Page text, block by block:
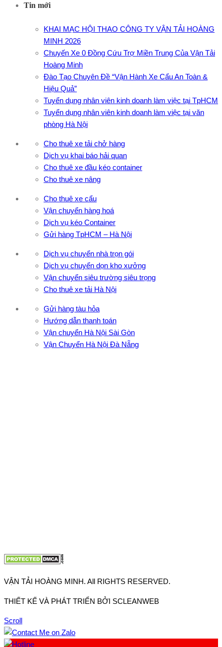
Tin mới
KHAI MẠC HỘI THAO CÔNG TY VẬN TẢI HOÀNG
MINH 2026
Chuyến Xe 0 Đồng Cứu Trợ Miền Trung Của Vận Tải
Hoàng Minh
Đào Tạo Chuyên Đề “Vận Hành Xe Cẩu An Toàn &
Hiệu Quả”
Tuyển dụng nhân viên kinh doanh làm việc tại TpHCM
Tuyển dụng nhân viên kinh doanh làm việc tại văn
phòng Hà Nội
Cho thuê xe tải chở hàng
Dịch vụ khai báo hải quan
Cho thuê xe đầu kéo container
Cho thuê xe nâng
Cho thuê xe cẩu
Vận chuyển hàng hoá
Dịch vụ kéo Container
Gửi hàng TpHCM – Hà Nội
Dịch vụ chuyển nhà trọn gói
Dịch vụ chuyển dọn kho xưởng
Vận chuyển siêu trường siêu trọng
Cho thuê xe tải Hà Nội
Gửi hàng tàu hỏa
Hướng dẫn thanh toán
Vận chuyển Hà Nội Sài Gòn
Vận Chuyển Hà Nội Đà Nẵng
VẬN TẢI HOÀNG MINH. All RIGHTS RESERVED.
THIẾT KẾ VÀ PHÁT TRIỂN BỞI SCLEANWEB
Scroll